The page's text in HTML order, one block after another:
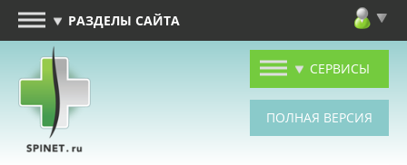
РАЗДЕЛЫ САЙТА
СЕРВИСЫ